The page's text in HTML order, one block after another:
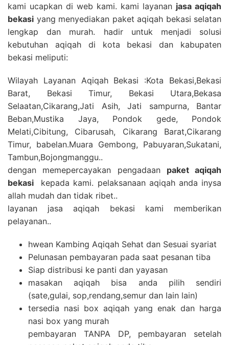
kami ucapkan di web kami. kami layanan jasa aqiqah
bekasi yang menyediakan paket aqiqah bekasi selatan
lengkap dan murah. hadir untuk menjadi solusi
kebutuhan aqiqah di kota bekasi dan kabupaten
bekasi meliputi:
Wilayah Layanan Aqiqah Bekasi :Kota Bekasi,Bekasi
Barat, Bekasi Timur, Bekasi Utara,Bekasa
Selaatan,Cikarang,Jati Asih, Jati sampurna, Bantar
Beban,Mustika Jaya, Pondok gede, Pondok
Melati,Cibitung, Cibarusah, Cikarang Barat,Cikarang
Timur, babelan.Muara Gembong, Pabuyaran,Sukatani,
Tambun,Bojongmanggu..
dengan memepercayakan pengadaan paket aqiqah
bekasi kepada kami. pelaksanaan aqiqah anda inysa
allah mudah dan tidak ribet..
layanan jasa aqiqah bekasi kami memberikan
pelayanan..
hwean Kambing Aqiqah Sehat dan Sesuai syariat
Pelunasan pembayaran pada saat pesanan tiba
Siap distribusi ke panti dan yayasan
masakan aqiqah bisa anda pilih sendiri
(sate,gulai, sop,rendang,semur dan lain lain)
tersedia nasi box aqiqah yang enak dan harga
nasi box yang murah
pembayaran TANPA DP, pembayaran setelah